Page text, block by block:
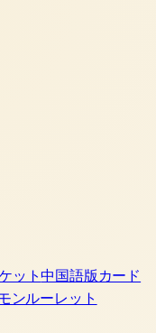
ット中国語版カード
ンルーレット